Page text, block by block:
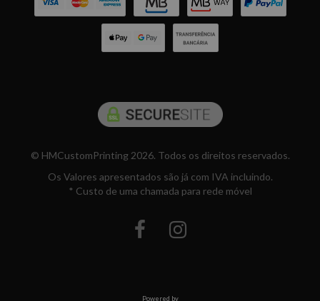
© HMCustomPrinting 2026. Todos os direitos reservados.
Os Valores apresentados são já com IVA incluindo.
* Custo de uma chamada para rede móvel
Powered by